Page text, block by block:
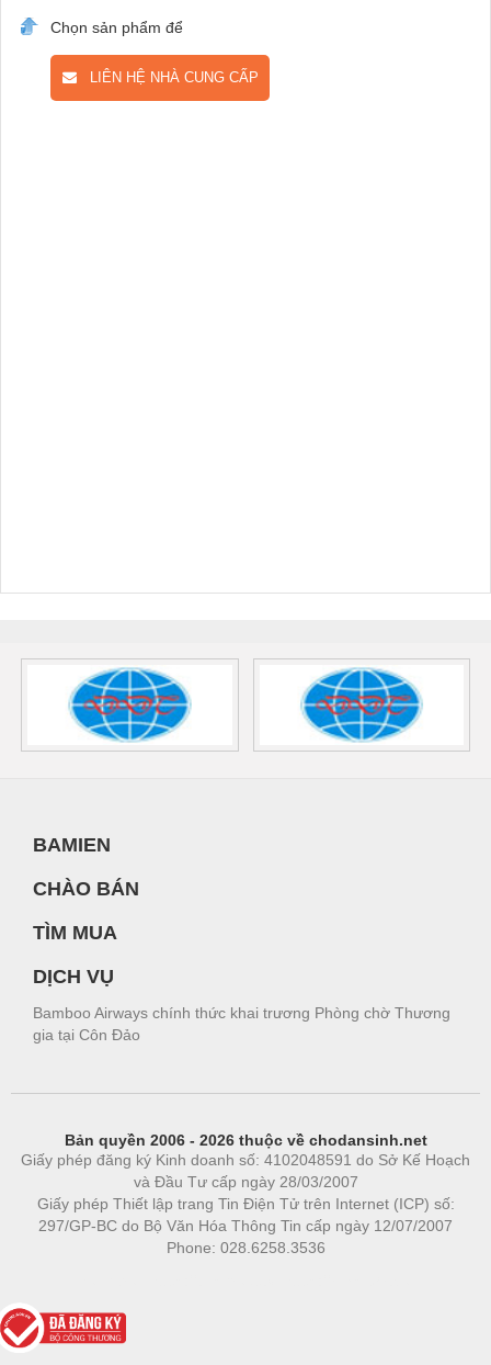
Chọn sản phẩm để
LIÊN HỆ NHÀ CUNG CẤP
BAMIEN
CHÀO BÁN
TÌM MUA
DỊCH VỤ
Bamboo Airways chính thức khai trương Phòng chờ Thương
gia tại Côn Đảo
Bản quyền 2006 - 2026 thuộc về chodansinh.net
Giấy phép đăng ký Kinh doanh số: 4102048591 do Sở Kế Hoạch
và Đầu Tư cấp ngày 28/03/2007
Giấy phép Thiết lập trang Tin Điện Tử trên Internet (ICP) số:
297/GP-BC do Bộ Văn Hóa Thông Tin cấp ngày 12/07/2007
Phone: 028.6258.3536